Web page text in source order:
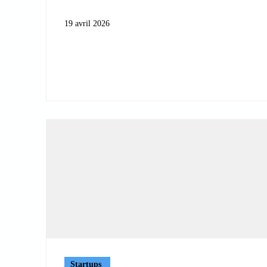
19 avril 2026
Startups